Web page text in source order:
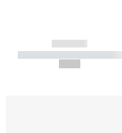
------------
----------- ----------- -----------